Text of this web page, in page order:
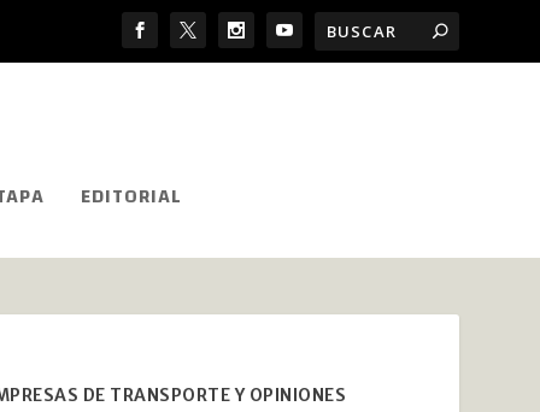
EDITORIAL
DE TRANSPORTE Y OPINIONES